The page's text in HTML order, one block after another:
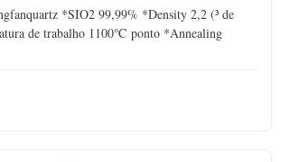
*SIO2 99,99% *Density 2,2 (³ de
de trabalho 1100℃ ponto *Annealing